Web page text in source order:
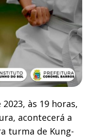
às 19 horas,
acontecerá a
turma de Kung-